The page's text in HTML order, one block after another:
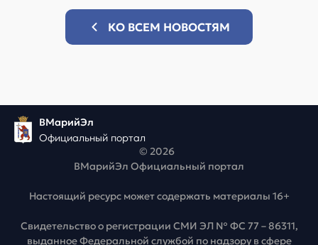
КО ВСЕМ НОВОСТЯМ
ВМарийЭл
Официальный портал
© 2026
ВМарийЭл Официальный портал
Настоящий ресурс может содержать материалы 16+
Свидетельство о регистрации СМИ ЭЛ № ФС 77 – 86311,
выданное Федеральной службой по надзору в сфере